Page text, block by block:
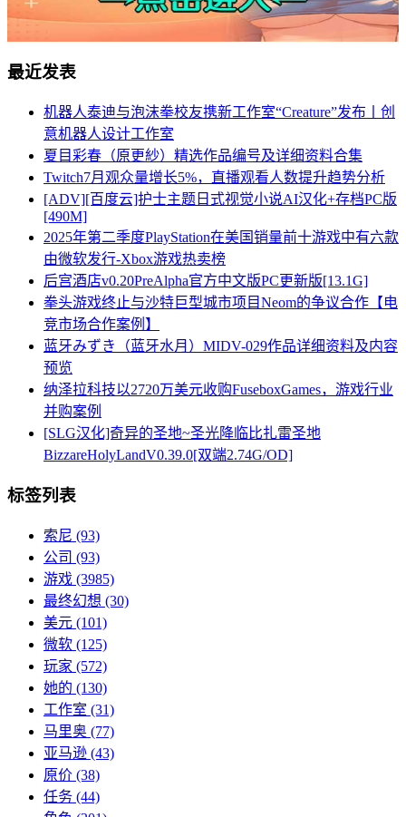
最近发表
机器人泰迪与泡沫拳校友携新工作室“Creature”发布丨创
意机器人设计工作室
夏目彩春（原更紗）精选作品编号及详细资料合集
Twitch7月观众量增长5%，直播观看人数提升趋势分析
[ADV][百度云]护士主题日式视觉小说AI汉化+存档PC版
[490M]
2025年第二季度PlayStation在美国销量前十游戏中有六款
由微软发行-Xbox游戏热卖榜
后宫酒店v0.20PreAlpha官方中文版PC更新版[13.1G]
拳头游戏终止与沙特巨型城市项目Neom的争议合作【电
竞市场合作案例】
蓝牙みずき（蓝牙水月）MIDV-029作品详细资料及内容
预览
纳泽拉科技以2720万美元收购FuseboxGames，游戏行业
并购案例
[SLG汉化]奇异的圣地~圣光降临比扎雷圣地
BizzareHolyLandV0.39.0[双端2.74G/OD]
标签列表
索尼 (93)
公司 (93)
游戏 (3985)
最终幻想 (30)
美元 (101)
微软 (125)
玩家 (572)
她的 (130)
工作室 (31)
马里奥 (77)
亚马逊 (43)
原价 (38)
任务 (44)